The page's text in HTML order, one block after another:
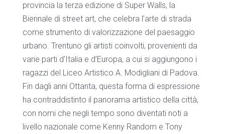
provincia la terza edizione di Super Walls, la
Biennale di street art, che celebra l’arte di strada
come strumento di valorizzazione del paesaggio
urbano. Trentuno gli artisti coinvolti, provenienti da
varie parti d’Italia e d’Europa, a cui si aggiungono i
ragazzi del Liceo Artistico A. Modigliani di Padova.
Fin dagli anni Ottanta, questa forma di espressione
ha contraddistinto il panorama artistico della città,
con nomi che negli tempo sono diventati noti a
livello nazionale come Kenny Random e Tony